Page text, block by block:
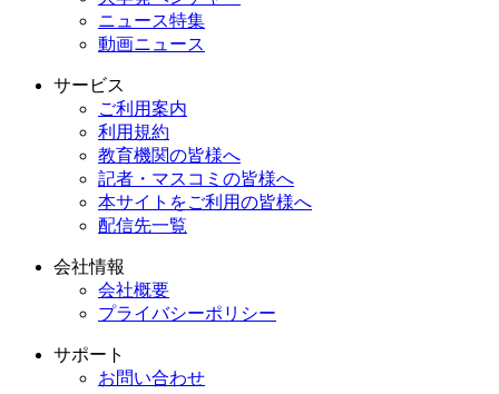
ニュース特集
動画ニュース
サービス
ご利用案内
利用規約
教育機関の皆様へ
記者・マスコミの皆様へ
本サイトをご利用の皆様へ
配信先一覧
会社情報
会社概要
プライバシーポリシー
サポート
お問い合わせ